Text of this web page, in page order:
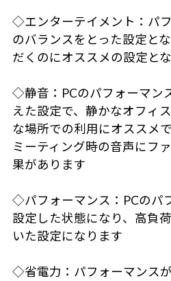
◇エンターテイメント：パ
のバランスをとった設定と
だくのにオススメの設定と
◇静音：PCのパフォーマン
えた設定で、静かなオフィ
な場所での利用にオススメ
ミーティング時の音声にフ
果があります
◇パフォーマンス：PCのパ
設定した状態になり、高負
いた設定になります
◇省電力：パフォーマンス